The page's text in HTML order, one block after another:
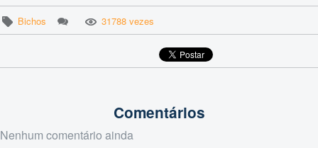
Bichos 31788 vezes
Comentários
Nenhum comentário ainda